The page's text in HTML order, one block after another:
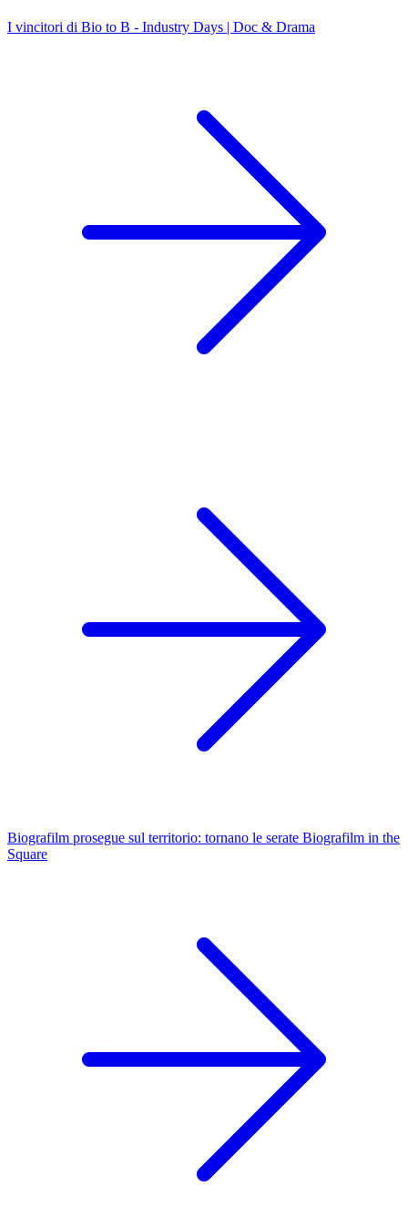
I vincitori di Bio to B - Industry Days | Doc & Drama
Biografilm prosegue sul territorio: tornano le serate Biografilm in the
Square